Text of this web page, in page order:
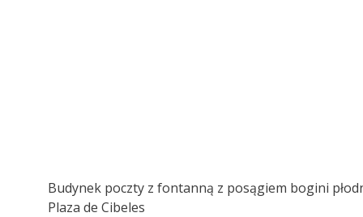
Budynek poczty z fontanną z posągiem bogini
Plaza de Cibeles